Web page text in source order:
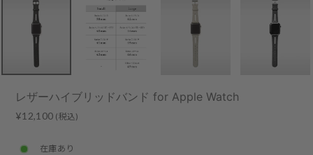
レザーハイブリッドバンド for Apple Watch
Regular
Sale
¥12,100 (税込)
在庫あり